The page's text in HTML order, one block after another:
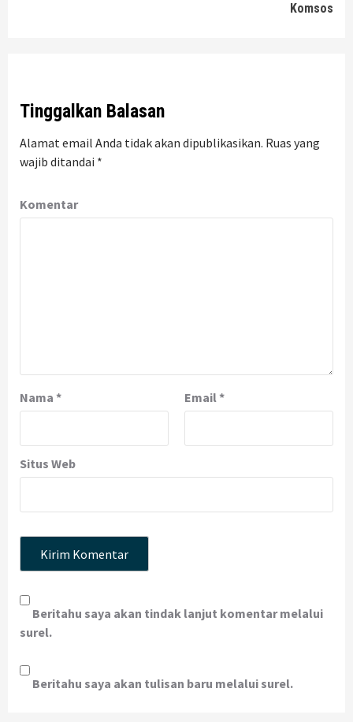
Komsos
Tinggalkan Balasan
Alamat email Anda tidak akan dipublikasikan. Ruas yang
wajib ditandai *
Komentar
Nama * Email*
Situs Web
Beritahu saya akan tindak lanjut komentar melalui
surel.
Beritahu saya akan tulisan baru melalui surel.